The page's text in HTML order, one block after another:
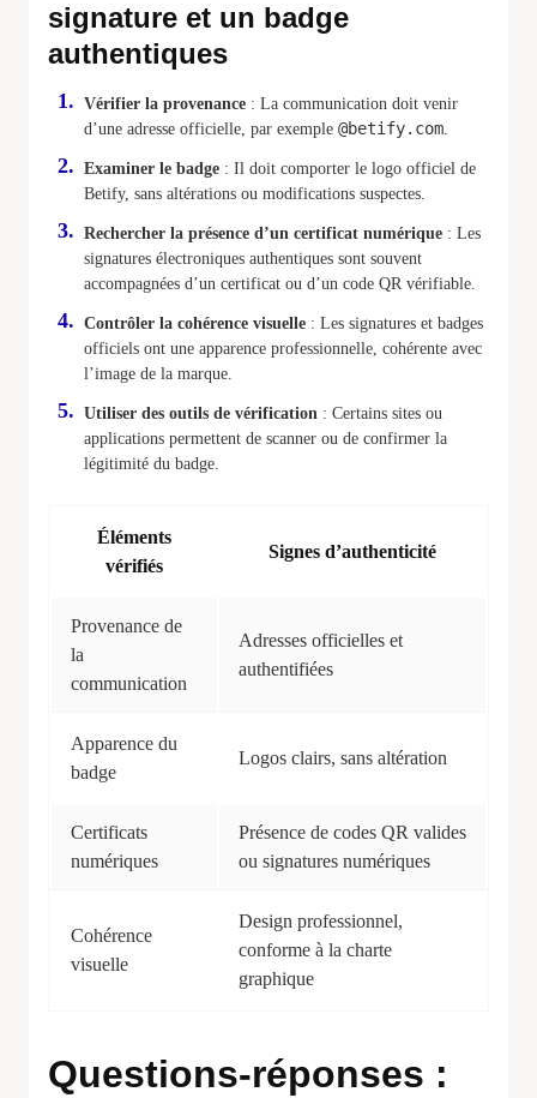
signature et un badge
authentiques
Vérifier la provenance : La communication doit venir
d’une adresse officielle, par exemple @betify.com.
Examiner le badge : Il doit comporter le logo officiel de
Betify, sans altérations ou modifications suspectes.
Rechercher la présence d’un certificat numérique : Les
signatures électroniques authentiques sont souvent
accompagnées d’un certificat ou d’un code QR vérifiable.
Contrôler la cohérence visuelle : Les signatures et badges
officiels ont une apparence professionnelle, cohérente avec
l’image de la marque.
Utiliser des outils de vérification : Certains sites ou
applications permettent de scanner ou de confirmer la
légitimité du badge.
Éléments
vérifiés
Signes d’authenticité
Provenance de
la
communication
Adresses officielles et
authentifiées
Apparence du
badge
Logos clairs, sans altération
Certificats
numériques
Présence de codes QR valides
ou signatures numériques
Cohérence
visuelle
Design professionnel,
conforme à la charte
graphique
Questions-réponses :